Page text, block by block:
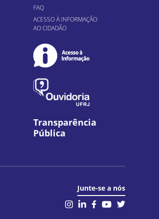
FAQ
ACESSO À INFORMAÇÃO
AO CIDADÃO
Transparência
Pública
Junte-se a nós